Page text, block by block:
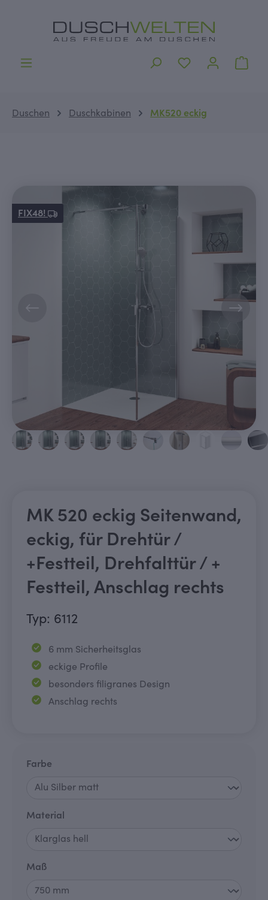
Duschen Duschkabinen MK520 eckig
Bildergalerie überspringen
FIX48!
MK 520 eckig Seitenwand,
eckig, für Drehtür /
+Festteil, Drehfalttür / +
Festteil, Anschlag rechts
Typ: 6112
6 mm Sicherheitsglas
eckige Profile
besonders filigranes Design
Anschlag rechts
Farbe
Material
Maßauswählen